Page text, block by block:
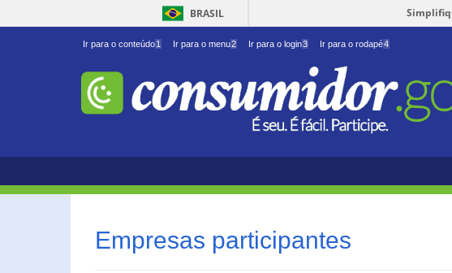
BRASIL
Ir para o conteúdo1 Ir para o menu2 Ir para o login3 Ir para o rodapé4
Empresas participantes